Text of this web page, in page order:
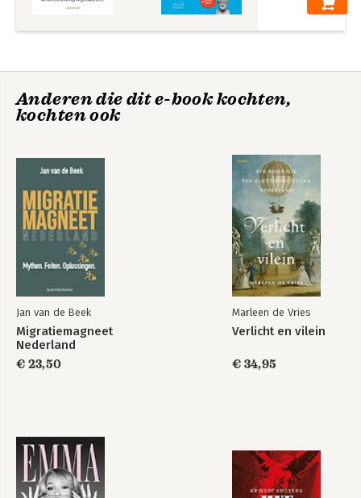
Anderen die dit e-book kochten,
kochten ook
Jan van de Beek
Migratiemagneet
Nederland
€ 23,50
Marleen de Vries
Verlicht en vilein
€ 34,95